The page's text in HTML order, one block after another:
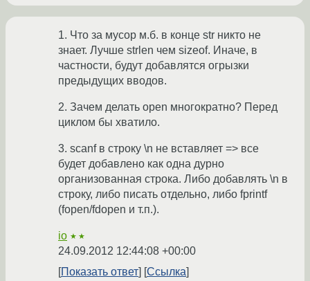
1. Что за мусор м.б. в конце str никто не
знает. Лучше strlen чем sizeof. Иначе, в
частности, будут добавлятся огрызки
предыдущих вводов.
2. Зачем делать open многократно? Перед
циклом бы хватило.
3. scanf в строку \n не вставляет => все
будет добавлено как одна дурно
организованная строка. Либо добавлять \n в
строку, либо писать отдельно, либо fprintf
(fopen/fdopen и т.п.).
io ★★
24.09.2012 12:44:08 +00:00
Показать ответ
Ссылка